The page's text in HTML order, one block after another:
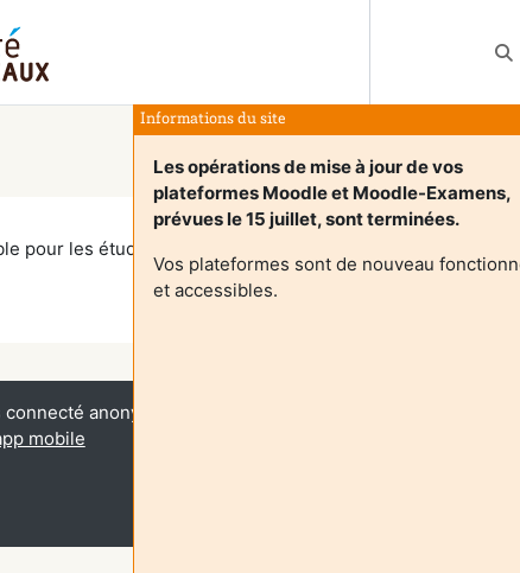
Informations du site
Les opérations de mise à jour de vos
plateformes Moodle et Moodle-Examens,
prévues le 15 juillet, sont terminées.
Vos plateformes sont de nouveau
et accessibles.
pour les étudiants
anonymement (
mobile